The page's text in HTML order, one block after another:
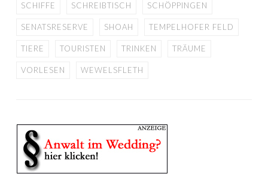
SCHIFFE SCHREIBTISCH SCHÖPPINGEN
SENATSRESERVE SHOAH TEMPELHOFER FELD
TIERE TOURISTEN TRINKEN TRÄUME
VORLESEN WEWELSFLETH